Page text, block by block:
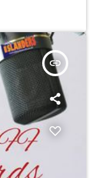
insert_link